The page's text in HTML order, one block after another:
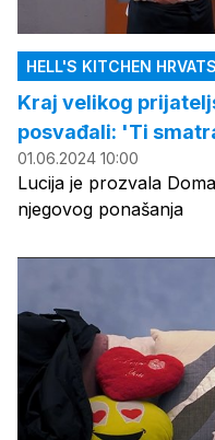
HELL'S KITCHEN
Kraj velikog
posvađali: 'Ti
01.06.2024 10:00
Lucija je prozvala
njegovog ponašanja